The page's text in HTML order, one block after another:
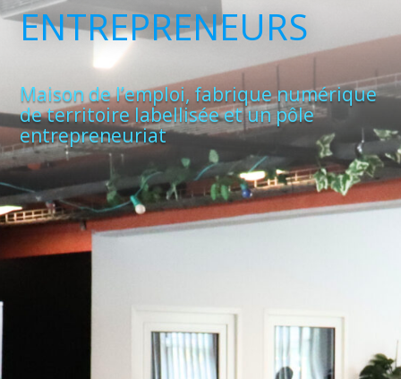
ENTREPRENEURS
Maison de l’emploi, fabrique numérique
de territoire labellisée et un pôle
entrepreneuriat